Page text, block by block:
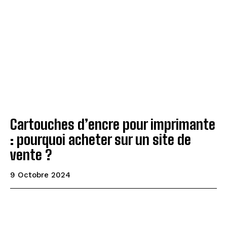
Cartouches d’encre pour imprimante
: pourquoi acheter sur un site de
vente ?
9 Octobre 2024